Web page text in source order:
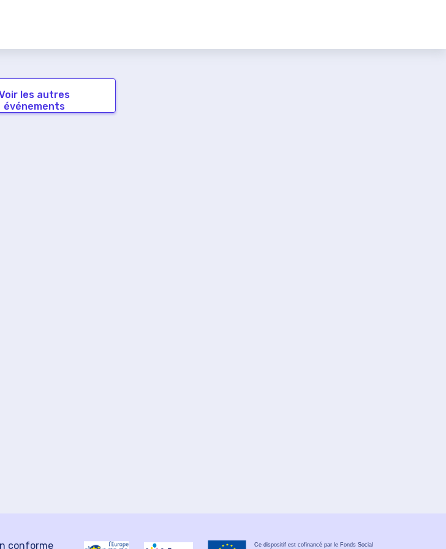
les autres
événements
conforme
Ce dispositif est cofinancé par le Fonds Social